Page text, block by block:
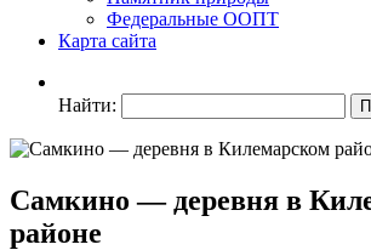
Федеральные ООПТ
Карта сайта
Найти:
Самкино — деревня в
районе